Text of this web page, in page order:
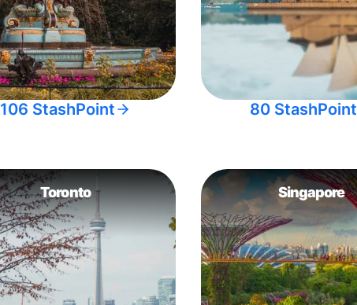
106 StashPoint 80 StashPoint
Toronto Singapore